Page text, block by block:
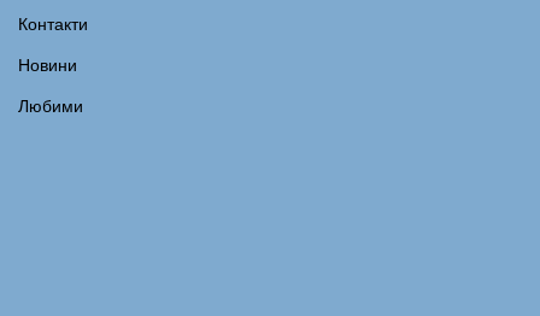
Контакти
Новини
Любими